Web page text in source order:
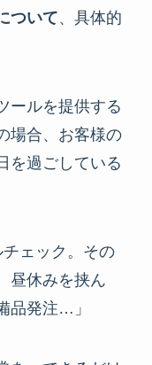
ついて、具体的
ールを提供する
場合、お客様の
を過ごしている
チェック。その
昼休みを挟ん
品発注…」